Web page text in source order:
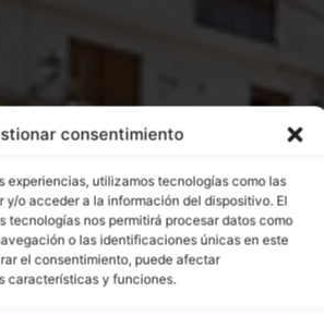
consentimiento
experiencias, utilizamos tecnologías como las
y/o acceder a la información del dispositivo. El
tecnologías nos permitirá procesar datos como
o las identificaciones únicas en este
el consentimiento, puede afectar
características y funciones.
Herradura, tu hogar lejos de casa,
y la calidez se encuentran en